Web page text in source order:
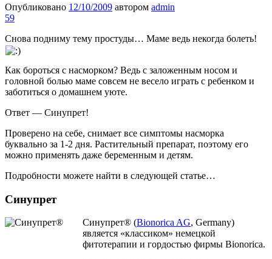
Опубликовано 12/10/2009 автором admin
59
Снова подниму тему простуды… Маме ведь некогда болеть!
Как бороться с насморком? Ведь с заложенным носом и
головной болью маме совсем не весело играть с ребенком и
заботиться о домашнем уюте.
Ответ — Синупрет!
Проверено на себе, снимает все симптомы насморка
буквально за 1-2 дня. Растительный препарат, поэтому его
можно применять даже беременным и детям.
Подробности можете найти в следующей статье…
Синупрет
Синупрет® (Bionorica AG, Germany)
является «классиком» немецкой
фитотерапии и гордостью фирмы Bionorica.